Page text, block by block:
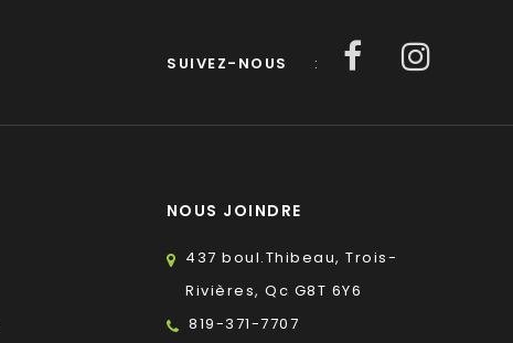
SUIVEZ-NOUS :
NOUS JOINDRE
437 boul.Thibeau, Trois-
Rivières, Qc G8T 6Y6
819-371-7707